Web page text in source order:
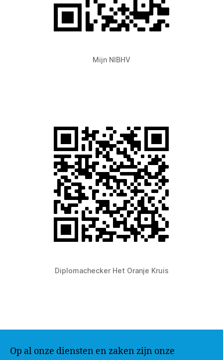
Mijn NIBHV
Diplomachecker Het Oranje Kruis
Op al onze diensten en zaken zijn onze